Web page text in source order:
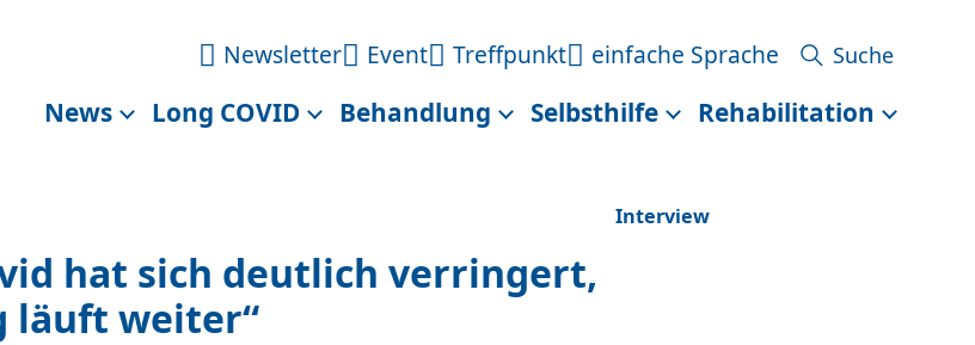
Newsletter Event Treffpunkt einfache Sprache
News Long COVID Behandlung Selbsthilfe Rehabilitation
Interview
hat sich deutlich verringert,
läuft weiter“